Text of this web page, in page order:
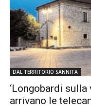
DAL TERRITORIO SANNITA
‘Longobardi
arrivano le